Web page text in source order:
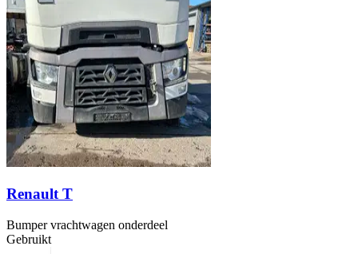
Renault T
Bumper vrachtwagen onderdeel
Gebruikt